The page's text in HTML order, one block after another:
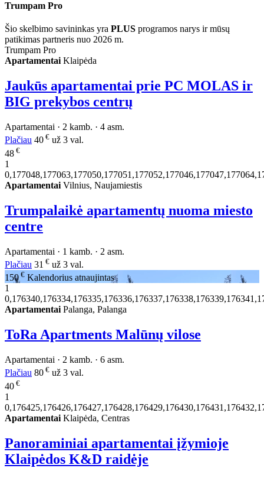
Trumpam Pro
Šio skelbimo savininkas yra PLUS programos narys ir mūsų
patikimas partneris nuo 2026 m.
Trumpam Pro
Apartamentai Klaipėda
Jaukūs apartamentai prie PC MOLAS ir
BIG prekybos centrų
Apartamentai · 2 kamb. · 4 asm.
Plačiau 40 € už 3 val.
48 €
1
Apartamentai Vilnius, Naujamiestis
Trumpalaikė apartamentų nuoma miesto
centre
Apartamentai · 1 kamb. · 2 asm.
Plačiau 31 € už 3 val.
150 € Kalendorius atnaujintas
1
Apartamentai Palanga, Palanga
ToRa Apartments Malūnų vilose
Apartamentai · 2 kamb. · 6 asm.
Plačiau 80 € už 3 val.
40 €
1
Apartamentai Klaipėda, Centras
Panoraminiai apartamentai įžymioje
Klaipėdos K&D raidėje